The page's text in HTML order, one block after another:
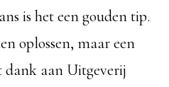
is het een gouden tip.
oplossen, maar een
dank aan Uitgeverij